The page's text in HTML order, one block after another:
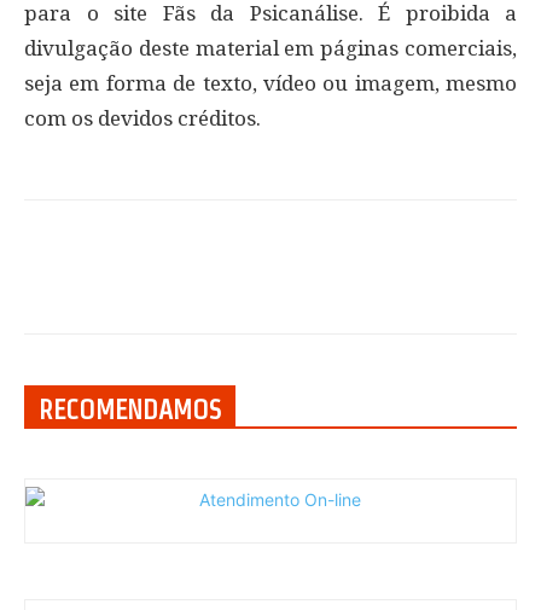
para o site Fãs da Psicanálise. É proibida a
divulgação deste material em páginas comerciais,
seja em forma de texto, vídeo ou imagem, mesmo
com os devidos créditos.
RECOMENDAMOS